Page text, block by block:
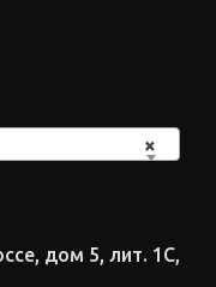
×
дом 5, лит. 1С,